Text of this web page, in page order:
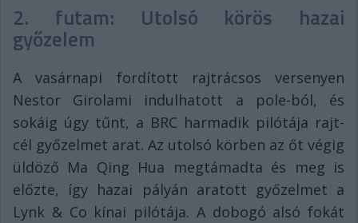
2. futam: Utolsó körös hazai
győzelem
A vasárnapi fordított rajtrácsos versenyen
Nestor Girolami indulhatott a pole-ból, és
sokáig úgy tűnt, a BRC harmadik pilótája rajt-
cél győzelmet arat. Az utolsó körben az őt végig
üldöző Ma Qing Hua megtámadta és meg is
előzte, így hazai pályán aratott győzelmet a
Lynk & Co kínai pilótája. A dobogó alsó fokát